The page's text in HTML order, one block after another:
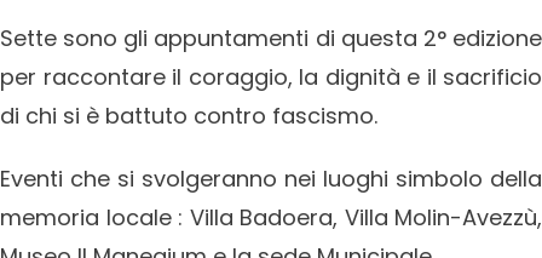
Sette sono gli appuntamenti di questa 2° edizione
per raccontare il coraggio, la dignità e il sacrificio
di chi si è battuto contro fascismo.
Eventi che si svolgeranno nei luoghi simbolo della
memoria locale : Villa Badoera, Villa Molin-Avezzù,